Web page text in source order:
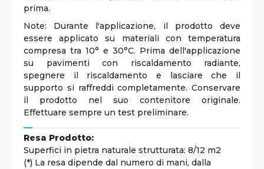
prima.
Note: Durante l'applicazione, il prodotto deve
essere applicato su materiali con temperatura
compresa tra 10° e 30°C. Prima dell'applicazione
su pavimenti con riscaldamento radiante,
spegnere il riscaldamento e lasciare che il
supporto si raffreddi completamente. Conservare
il prodotto nel suo contenitore originale.
Effettuare sempre un test preliminare.
Resa Prodotto:
Superfici in pietra naturale strutturata: 8/12 m2
(*) La resa dipende dal numero di mani, dalla